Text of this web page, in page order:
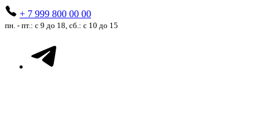
+ 7 999 800 00 00
пн. - пт.: с 9 до 18, сб.: с 10 до 15